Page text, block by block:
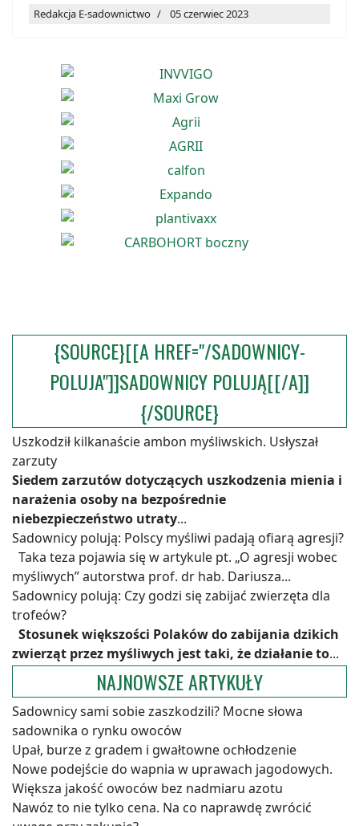
Redakcja E-sadownictwo 05 czerwiec 2023
{SOURCE}[[A HREF="/SADOWNICY-
POLUJA"]]SADOWNICY POLUJĄ[[/A]]
{/SOURCE}
Uszkodził kilkanaście ambon myśliwskich. Usłyszał
zarzuty
Siedem zarzutów dotyczących uszkodzenia mienia i
narażenia osoby na bezpośrednie
niebezpieczeństwo utraty...
Sadownicy polują: Polscy myśliwi padają ofiarą agresji?
Taka teza pojawia się w artykule pt. „O agresji wobec
myśliwych” autorstwa prof. dr hab. Dariusza...
Sadownicy polują: Czy godzi się zabijać zwierzęta dla
trofeów?
Stosunek większości Polaków do zabijania dzikich
zwierząt przez myśliwych jest taki, że działanie to...
NAJNOWSZE ARTYKUŁY
Sadownicy sami sobie zaszkodzili? Mocne słowa
sadownika o rynku owoców
Upał, burze z gradem i gwałtowne ochłodzenie
Nowe podejście do wapnia w uprawach jagodowych.
Większa jakość owoców bez nadmiaru azotu
Nawóz to nie tylko cena. Na co naprawdę zwrócić